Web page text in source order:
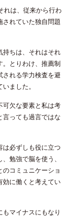
れは、従来から行わ
されていた独自問題
持ちは、それはそれ
とりわけ、推薦制
される学力検査を避
ました。
可欠な要素と私は考
言っても過言ではな
は必ずしも役に立つ
勉強で脳を使う、
のコミュニケーショ
効に働くと考えてい
マイナスにもなり